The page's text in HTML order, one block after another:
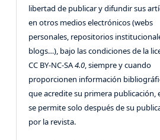
libertad de publicar y difundir sus
en otros medios electrónicos (webs
personales, repositorios
blogs…), bajo las condiciones de la
CC BY-NC-SA4.0, siempre y cuando
proporcionen información
que acredite su primera publicación,
se permite solo después de su
por la revista.